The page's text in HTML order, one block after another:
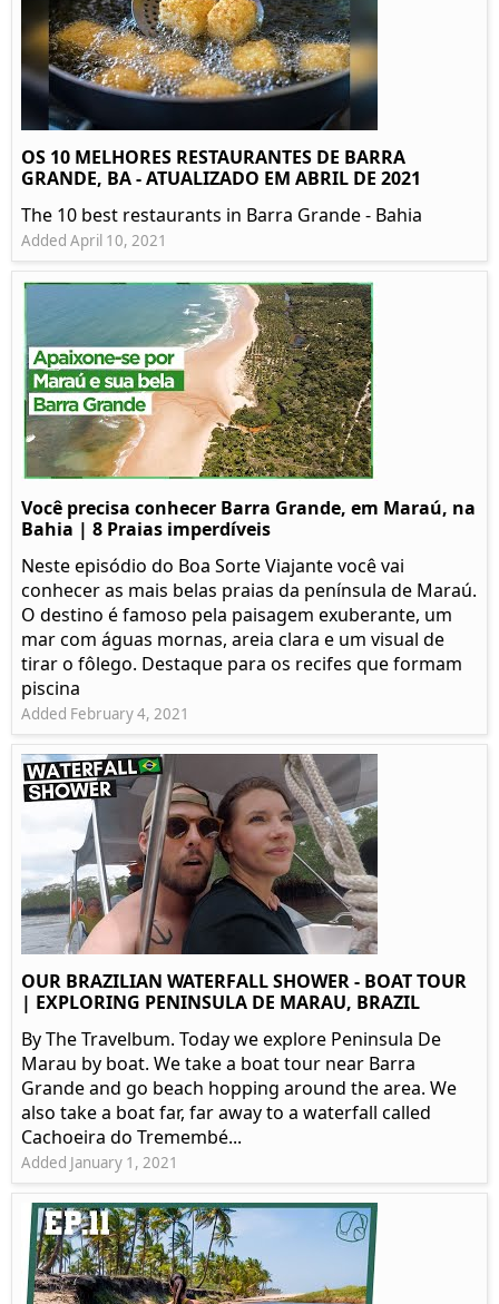
OS 10 MELHORES RESTAURANTES DE BARRA
GRANDE, BA - ATUALIZADO EM ABRIL DE 2021
The 10 best restaurants in Barra Grande - Bahia
Added April 10, 2021
Você precisa conhecer Barra Grande, em Maraú, na
Bahia | 8 Praias imperdíveis
Neste episódio do Boa Sorte Viajante você vai
conhecer as mais belas praias da península de Maraú.
O destino é famoso pela paisagem exuberante, um
mar com águas mornas, areia clara e um visual de
tirar o fôlego. Destaque para os recifes que formam
piscina
Added February 4, 2021
OUR BRAZILIAN WATERFALL SHOWER - BOAT TOUR
| EXPLORING PENINSULA DE MARAU, BRAZIL
By The Travelbum. Today we explore Peninsula De
Marau by boat. We take a boat tour near Barra
Grande and go beach hopping around the area. We
also take a boat far, far away to a waterfall called
Cachoeira do Tremembé...
Added January 1, 2021